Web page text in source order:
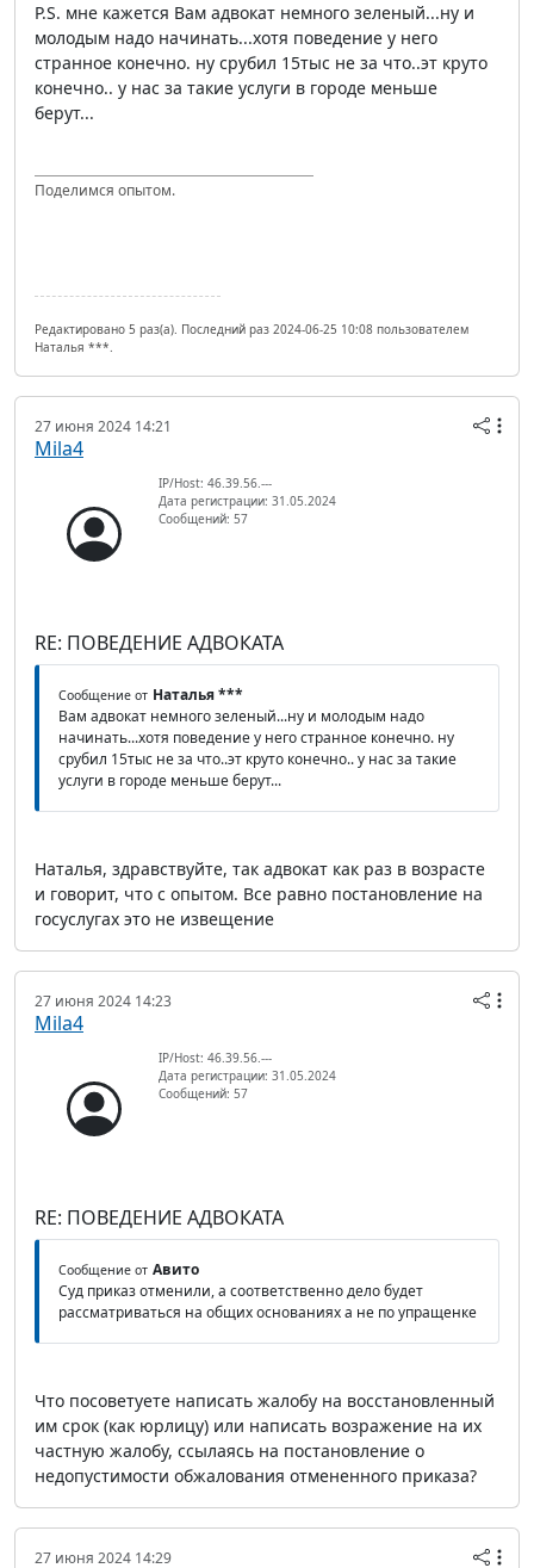
P.S. мне кажется Вам адвокат немного зеленый...ну и
молодым надо начинать...хотя поведение у него
странное конечно. ну срубил 15тыс не за что..эт круто
конечно.. у нас за такие услуги в городе меньше
берут...
Поделимся опытом.
Редактировано 5 раз(а). Последний раз 2024-06-25 10:08 пользователем
Наталья ***.
27 июня 2024 14:21
Mila4
IP/Host: 46.39.56.---
Дата регистрации: 31.05.2024
Сообщений: 57
RE: ПОВЕДЕНИЕ АДВОКАТА
Сообщение от Наталья ***
Вам адвокат немного зеленый...ну и молодым надо
начинать...хотя поведение у него странное конечно. ну
срубил 15тыс не за что..эт круто конечно.. у нас за такие
услуги в городе меньше берут...
Наталья, здравствуйте, так адвокат как раз в возрасте
и говорит, что с опытом. Все равно постановление на
госуслугах это не извещение
27 июня 2024 14:23
Mila4
IP/Host: 46.39.56.---
Дата регистрации: 31.05.2024
Сообщений: 57
RE: ПОВЕДЕНИЕ АДВОКАТА
Сообщение от Авито
Суд приказ отменили, а соответственно дело будет
рассматриваться на общих основаниях а не по упращенке
Что посоветуете написать жалобу на восстановленный
им срок (как юрлицу) или написать возражение на их
частную жалобу, ссылаясь на постановление о
недопустимости обжалования отмененного приказа?
27 июня 2024 14:29